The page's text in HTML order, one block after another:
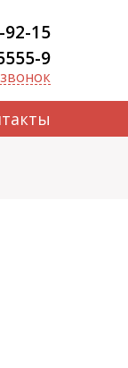
92-15
9